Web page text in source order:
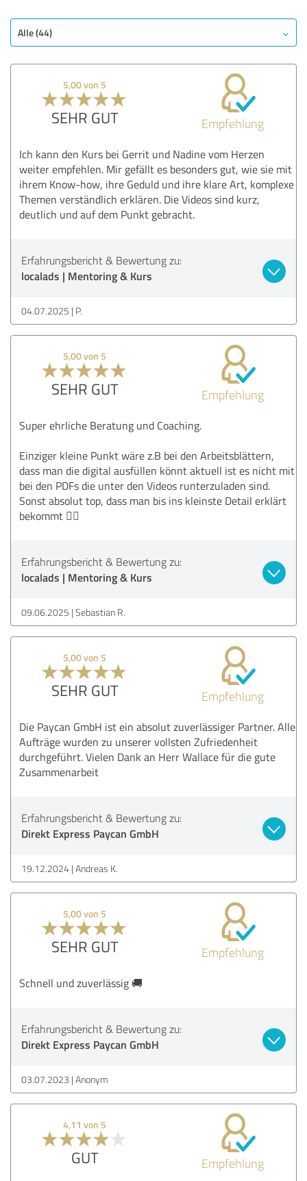
Alle (44)
5,00 von 5
SEHR GUT Empfehlung
Ich kann den Kurs bei Gerrit und Nadine vom Herzen
weiter empfehlen. Mir gefällt es besonders gut, wie sie mit
ihrem Know-how, ihre Geduld und ihre klare Art, komplexe
Themen verständlich erklären. Die Videos sind kurz,
deutlich und auf dem Punkt gebracht.
Erfahrungsbericht & Bewertung zu:
localads | Mentoring & Kurs
04.07.2025 P.
5,00 von 5
SEHR GUT Empfehlung
Super ehrliche Beratung und Coaching.
Einziger kleine Punkt wäre z.B bei den Arbeitsblättern,
dass man die digital ausfüllen könnt aktuell ist es nicht mit
bei den PDFs die unter den Videos runterzuladen sind.
Sonst absolut top, dass man bis ins kleinste Detail erklärt
bekommt 👍🏻
Erfahrungsbericht & Bewertung zu:
localads | Mentoring & Kurs
09.06.2025 Sebastian R.
5,00 von 5
SEHR GUT Empfehlung
Die Paycan GmbH ist ein absolut zuverlässiger Partner. Alle
Aufträge wurden zu unserer vollsten Zufriedenheit
durchgeführt. Vielen Dank an Herr Wallace für die gute
Zusammenarbeit
Erfahrungsbericht & Bewertung zu:
Direkt Express Paycan GmbH
19.12.2024 Andreas K.
5,00 von 5
SEHR GUT Empfehlung
Schnell und zuverlässig 🚚
Erfahrungsbericht & Bewertung zu:
Direkt Express Paycan GmbH
03.07.2023 Anonym
4,11 von 5
GUT Empfehlung